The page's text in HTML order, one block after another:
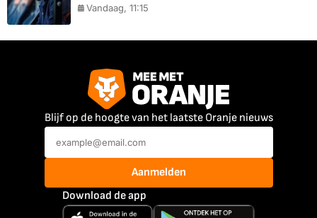
Vandaag, 11:15
Blijf op de hoogte van het laatste Oranje nieuws
Aanmelden
Download de app